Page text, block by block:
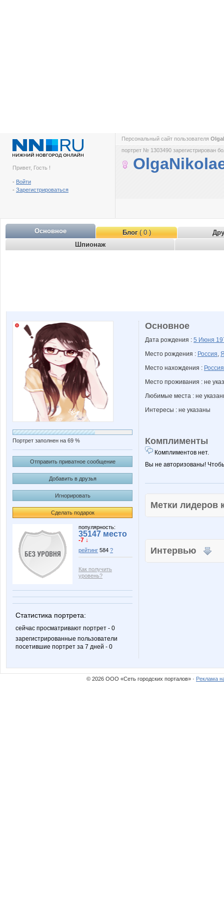
Привет, Гость !
- Войти
- Зарегистрироваться
Персональный сайт пользователя
портрет № 1303490 зарегистрирован
Основное Блог( 0 )
Шпионаж
Портрет заполнен на 69 %
Отправить приватное сообщение
Добавить в друзья
Игнорировать
Сделать подарок
популярность:
35147 место
-7 ↓
рейтинг 584 ?
Как получить
уровень?
Статистика портрета:
сейчас просматривают портрет - 0
зарегистрированные пользователи
посетившие портрет за 7 дней - 0
Основное
Дата рождения : 5 Июня
Место рождения : Россия,
Место нахождения : Россия
Место проживания : не
Любимые места : не
Интересы : не указаны
Комплименты
Комплиментов нет.
Вы не авторизованы!
Метки
Интервью
© 2026 ООО «Сеть городских порталов» · Реклама